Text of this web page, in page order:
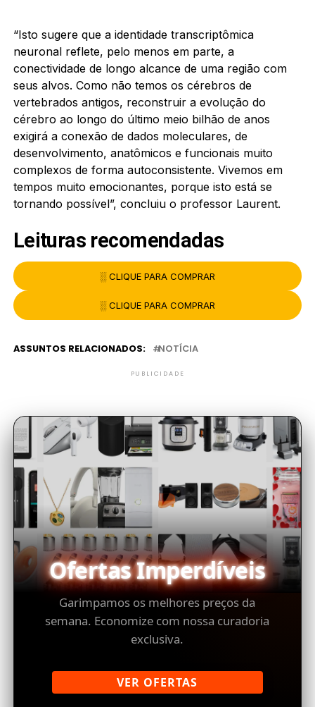
“Isto sugere que a identidade transcriptômica
neuronal reflete, pelo menos em parte, a
conectividade de longo alcance de uma região com
seus alvos. Como não temos os cérebros de
vertebrados antigos, reconstruir a evolução do
cérebro ao longo do último meio bilhão de anos
exigirá a conexão de dados moleculares, de
desenvolvimento, anatômicos e funcionais muito
complexos de forma autoconsistente. Vivemos em
tempos muito emocionantes, porque isto está se
tornando possível”, concluiu o professor Laurent.
Leituras recomendadas
░ CLIQUE PARA COMPRAR
░ CLIQUE PARA COMPRAR
ASSUNTOS RELACIONADOS: NOTÍCIA
PUBLICIDADE
Ofertas Imperdíveis
Garimpamos os melhores preços da
semana. Economize com nossa curadoria
exclusiva.
VER OFERTAS